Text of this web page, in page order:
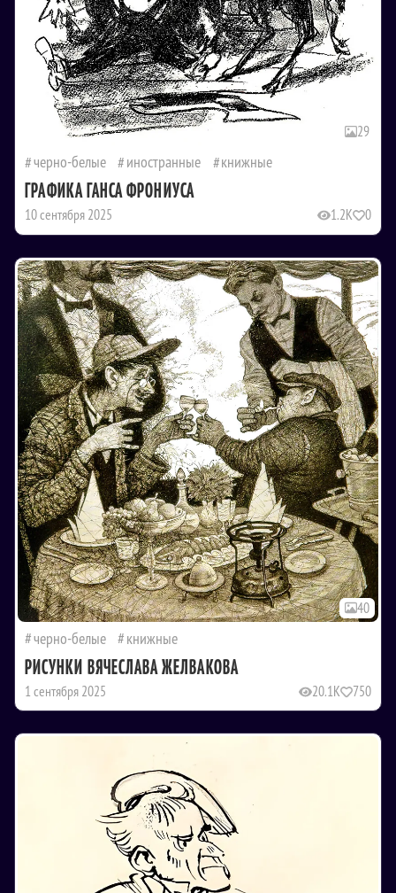
29
черно-белые иностранные книжные
ГРАФИКА ГАНСА ФРОНИУСА
10 сентября 2025 1.2K 0
40
черно-белые книжные
РИСУНКИ ВЯЧЕСЛАВА ЖЕЛВАКОВА
1 сентября 2025 20.1K 750